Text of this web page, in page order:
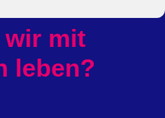
wir mit
leben?